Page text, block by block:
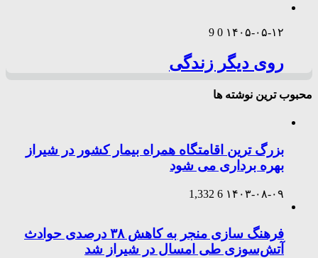
۱۴۰۵-۰۵-۱۲ 0
9
روی دیگر زندگی
محبوب ترین نوشته ها
بزرگ ترین اقامتگاه همراه بیمار کشور در شیراز
بهره برداری می شود
۱۴۰۳-۰۸-۰۹ 6
1,332
فرهنگ سازی منجر به کاهش ۳۸ درصدی حوادث
آتش‌سوزی طی امسال در شیراز شد